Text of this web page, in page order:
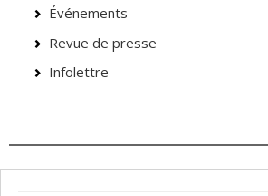
Événements
Revue de presse
Infolettre